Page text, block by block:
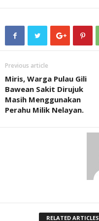
Previous article
Miris, Warga Pulau Gili
Bawean Sakit Dirujuk
Masih Menggunakan
Perahu Milik Nelayan.
RELATED ARTICLES